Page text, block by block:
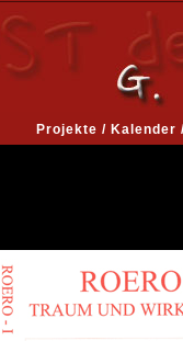
Projekte / Kalender